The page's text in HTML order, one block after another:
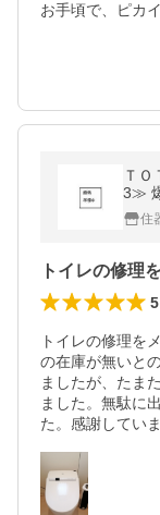
お手頃で、ピカ
Ｔ
3≫
住
5
トイレの修理を
の在庫が無いと
ましたが、たま
ました。無駄に
た。感謝してい